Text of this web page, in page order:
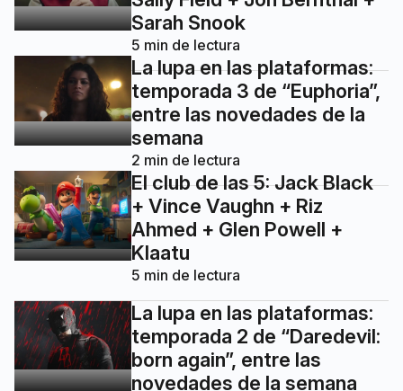
Sarah Snook
5 min de lectura
La lupa en las plataformas:
temporada 3 de “Euphoria”,
entre las novedades de la
semana
2 min de lectura
El club de las 5: Jack Black
+ Vince Vaughn + Riz
Ahmed + Glen Powell +
Klaatu
5 min de lectura
La lupa en las plataformas:
temporada 2 de “Daredevil:
born again”, entre las
novedades de la semana